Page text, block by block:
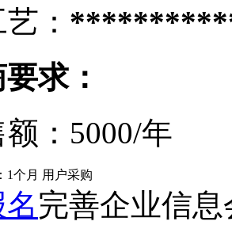
：
求：
： 5000/年
1个月 用户采购
完善企业信